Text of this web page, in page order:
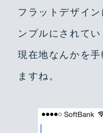
フラットデザイ
ンプルにされて
現在地なんかを
ますね。